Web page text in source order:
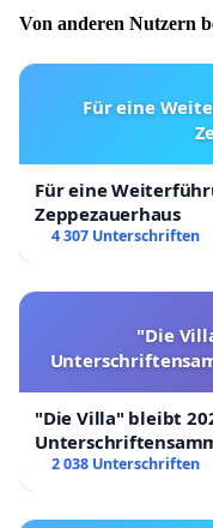
Von anderen Nutzern
Für eine
Für eine
Zeppezauerhaus
4 307 Unterschriften
"Die
"Die Villa" bleibt
2 038 Unterschriften